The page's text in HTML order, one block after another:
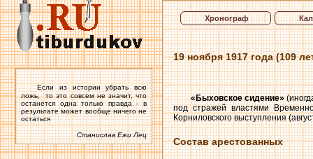
Если из истории убрать всю
ложь, то это совсем не значит, что
останется одна только правда - в
результате может вообще ничего не
остаться
Станислав Ежи Лец
Хронограф
19 ноября 1917 года (109
«Быховское сидение»
под стражей властями
Корниловского выступления
Состав арестованных